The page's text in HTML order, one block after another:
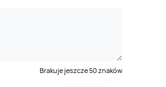
Brakuje jeszcze50 znaków